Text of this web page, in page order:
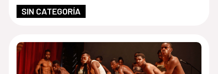
SIN CATEGORÍA